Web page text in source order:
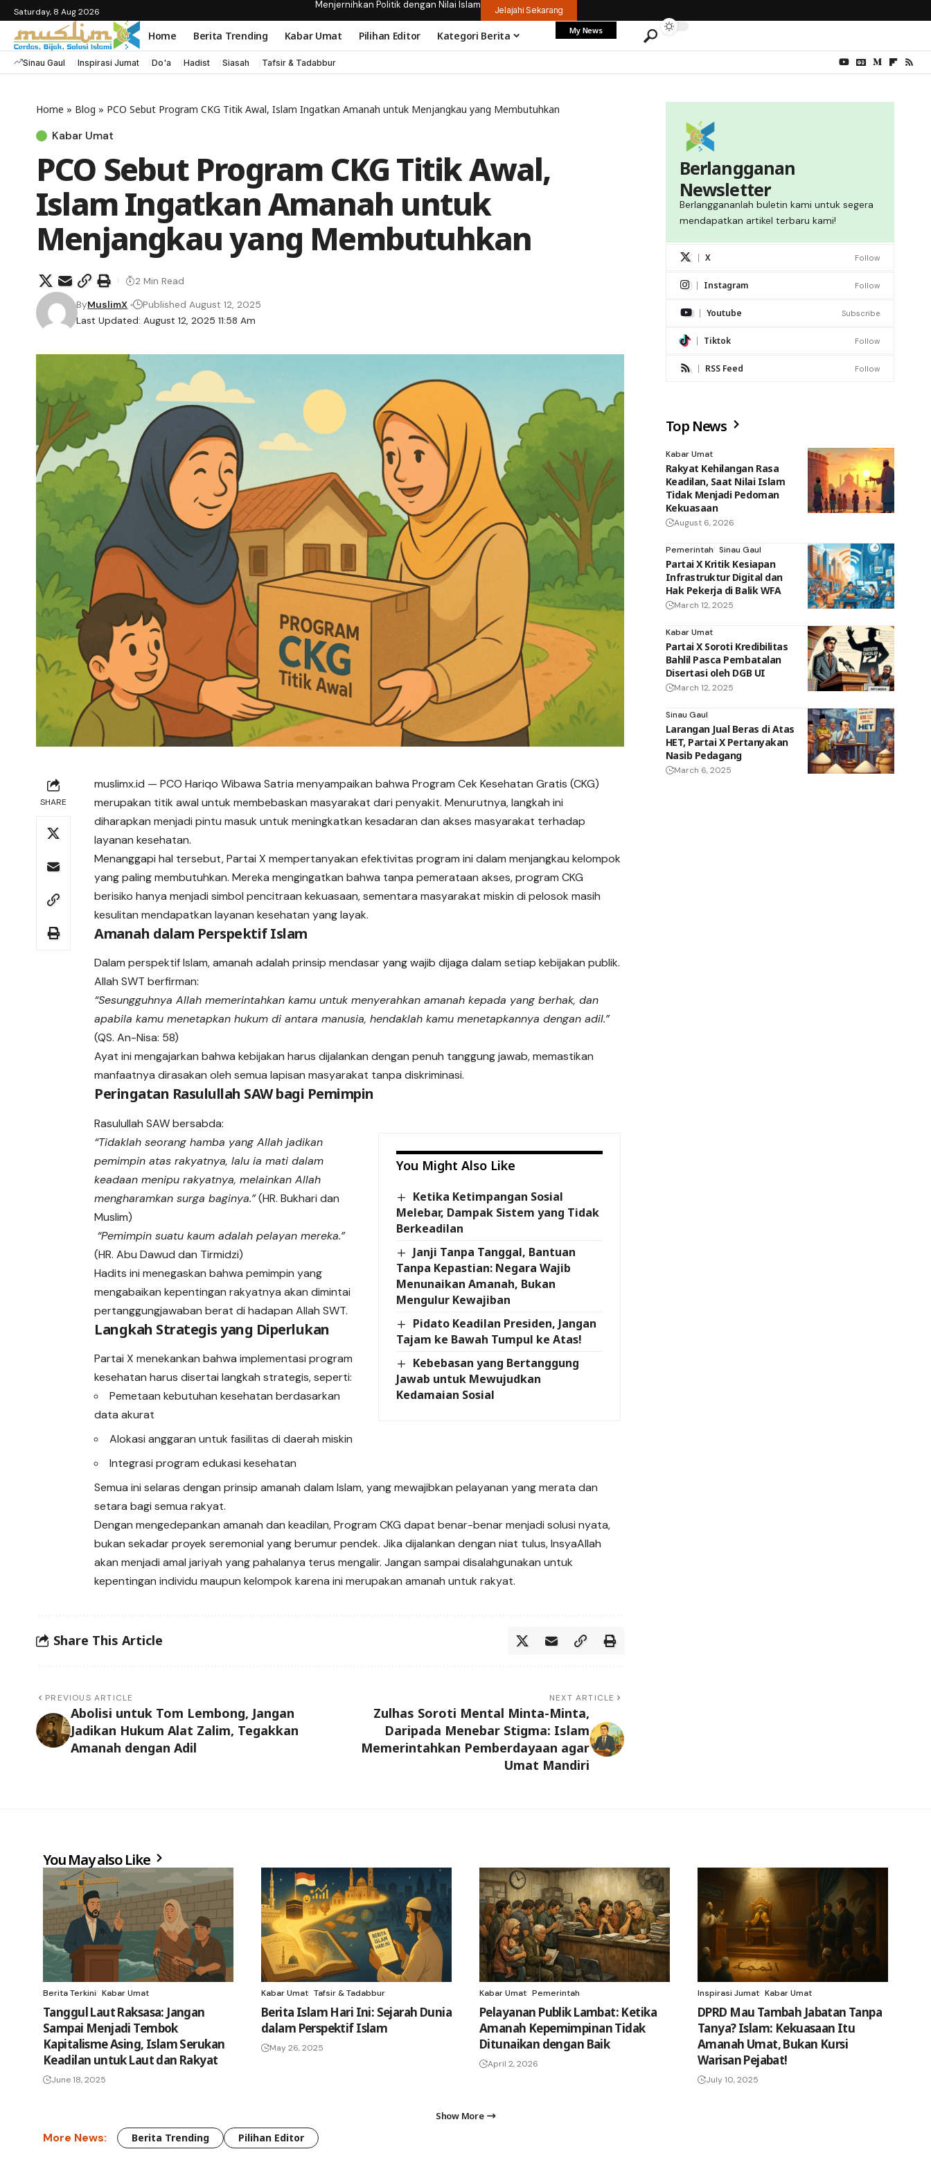
Saturday, 8 Aug 2026
Menjernihkan Politik dengan Nilai Islam Jelajahi Sekarang
Home Berita Trending Kabar Umat Pilihan Editor Kategori Berita My News
Sinau Gaul Inspirasi Jumat Do'a Hadist Siasah Tafsir & Tadabbur
Home » Blog » PCO Sebut Program CKG Titik Awal, Islam Ingatkan Amanah untuk Menjangkau yang Membutuhkan
Kabar Umat
PCO Sebut Program CKG Titik Awal,
Islam Ingatkan Amanah untuk
Menjangkau yang Membutuhkan
Last Updated: August 12, 2025 11:58 Am
ByMuslimX Published August 12, 2025
2 Min Read
SHARE
muslimx.id — PCO Hariqo Wibawa Satria menyampaikan bahwa Program Cek Kesehatan Gratis (CKG)
merupakan titik awal untuk membebaskan masyarakat dari penyakit. Menurutnya, langkah ini
diharapkan menjadi pintu masuk untuk meningkatkan kesadaran dan akses masyarakat terhadap
layanan kesehatan.
Menanggapi hal tersebut, Partai X mempertanyakan efektivitas program ini dalam menjangkau kelompok
yang paling membutuhkan. Mereka mengingatkan bahwa tanpa pemerataan akses, program CKG
berisiko hanya menjadi simbol pencitraan kekuasaan, sementara masyarakat miskin di pelosok masih
kesulitanmendapatkan layanan kesehatan yang layak.
Amanah dalam Perspektif Islam
Dalam perspektif Islam, amanah adalah prinsip mendasar yang wajib dijaga dalam setiap kebijakan publik.
Allah SWT berfirman:
“Sesungguhnya Allah memerintahkan kamu untuk menyerahkan amanah kepada yang berhak, dan
apabila kamu menetapkan hukum di antara manusia, hendaklah kamu menetapkannya dengan adil.”
(QS. An-Nisa: 58)
Ayat ini mengajarkan bahwa kebijakan harus dijalankan dengan penuh tanggung jawab, memastikan
manfaatnya dirasakan oleh semua lapisan masyarakat tanpa diskriminasi.
Peringatan Rasulullah SAW bagi Pemimpin
Rasulullah SAW bersabda:
You Might Also Like
Ketika Ketimpangan Sosial
Melebar, Dampak Sistem yang Tidak
Berkeadilan
Janji Tanpa Tanggal, Bantuan
Tanpa Kepastian: Negara Wajib
Menunaikan Amanah, Bukan
Mengulur Kewajiban
Pidato Keadilan Presiden, Jangan
Tajam ke Bawah Tumpul ke Atas!
Kebebasan yang Bertanggung
Jawab untuk Mewujudkan
Kedamaian Sosial
“Tidaklah seorang hamba yang Allah jadikan
pemimpin atas rakyatnya, lalu ia mati dalam
keadaan menipu rakyatnya, melainkan Allah
mengharamkan surga baginya.”(HR. Bukhari dan
Muslim)
“Pemimpin suatu kaum adalah pelayan mereka.”
(HR. Abu Dawud dan Tirmidzi)
Hadits ini menegaskan bahwa pemimpin yang
mengabaikan kepentingan rakyatnya akan dimintai
pertanggungjawaban berat di hadapan Allah SWT.
Langkah Strategis yang Diperlukan
Partai X menekankan bahwa implementasi program
kesehatan harus disertai langkah strategis, seperti:
Pemetaan kebutuhan kesehatan berdasarkan
data akurat
Alokasi anggaran untuk fasilitas di daerah miskin
Integrasi program edukasi kesehatan
Semua ini selaras dengan prinsip amanah dalam Islam, yang mewajibkan pelayanan yang merata dan
setara bagi semua rakyat.
Dengan mengedepankan amanah dan keadilan, Program CKG dapat benar-benar menjadi solusi nyata,
bukan sekadar proyek seremonial yang berumur pendek. Jika dijalankan dengan niat tulus, InsyaAllah
akan menjadi amal jariyah yang pahalanya terus mengalir. Jangan sampai disalahgunakan untuk
kepentingan individu maupun kelompok karena ini merupakan amanah untuk rakyat.
Share This Article
PREVIOUS ARTICLE
Abolisi untuk Tom Lembong, Jangan
Jadikan Hukum Alat Zalim, Tegakkan
Amanah dengan Adil
NEXT ARTICLE
Zulhas Soroti Mental Minta-Minta,
Daripada Menebar Stigma: Islam
Memerintahkan Pemberdayaan agar
Umat Mandiri
Berlangganan
Newsletter
Berlanggananlah buletin kami untuk segera
mendapatkan artikel terbaru kami!
X Follow
Instagram Follow
Youtube Subscribe
Tiktok Follow
RSS Feed Follow
Top News
Kabar Umat
Rakyat Kehilangan Rasa
Keadilan, Saat Nilai Islam
Tidak Menjadi Pedoman
Kekuasaan
August 6, 2026
Pemerintah Sinau Gaul
Partai X Kritik Kesiapan
Infrastruktur Digital dan
Hak Pekerja di Balik WFA
March 12, 2025
Kabar Umat
Partai X Soroti Kredibilitas
Bahlil Pasca Pembatalan
Disertasi oleh DGB UI
March 12, 2025
Sinau Gaul
Larangan Jual Beras di Atas
HET, Partai X Pertanyakan
Nasib Pedagang
March 6, 2025
You May also Like
Berita Terkini Kabar Umat
Tanggul Laut Raksasa: Jangan
Sampai Menjadi Tembok
Kapitalisme Asing, Islam Serukan
Keadilan untuk Laut dan Rakyat
June 18, 2025
Kabar Umat Tafsir & Tadabbur
Berita Islam Hari Ini: Sejarah Dunia
dalam Perspektif Islam
May 26, 2025
Kabar Umat Pemerintah
Pelayanan Publik Lambat: Ketika
Amanah Kepemimpinan Tidak
Ditunaikan dengan Baik
April 2, 2026
Inspirasi Jumat Kabar Umat
DPRD Mau Tambah Jabatan Tanpa
Tanya? Islam: Kekuasaan Itu
Amanah Umat, Bukan Kursi
Warisan Pejabat!
July 10, 2025
Show More
More News: Berita Trending Pilihan Editor